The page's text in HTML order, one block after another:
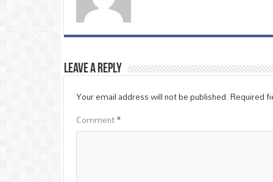
Leave a Reply
Your email address will not be published.Required
Comment*